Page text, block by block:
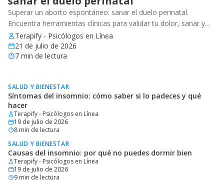
Superar un aborto espontáneo: sanar el duelo perinatal.
Encuentra herramientas clínicas para validar tu dolor, sanar y
recuperar tu bienestar emocional.
Terapify - Psicólogos en Línea
21 de julio de 2026
7 min de lectura
SALUD Y BIENESTAR
Síntomas del insomnio: cómo saber si lo padeces y qué
hacer
Terapify - Psicólogos en Línea
19 de julio de 2026
8 min de lectura
SALUD Y BIENESTAR
Causas del insomnio: por qué no puedes dormir bien
Terapify - Psicólogos en Línea
19 de julio de 2026
9 min de lectura